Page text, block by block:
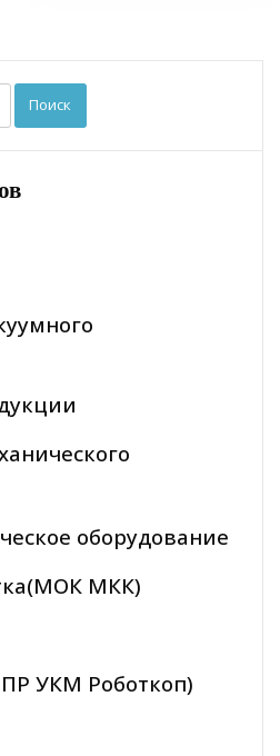
Поиск
оборудование
МКК)
УКМ Роботкоп)